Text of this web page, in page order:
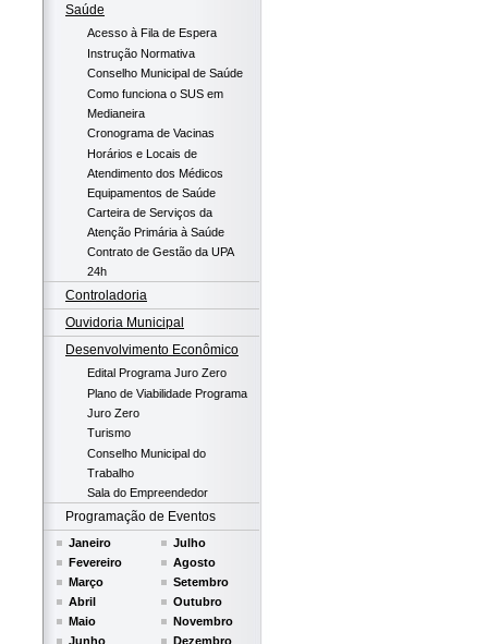
Saúde
Acesso à Fila de Espera
Instrução Normativa
Conselho Municipal de Saúde
Como funciona o SUS em
Medianeira
Cronograma de Vacinas
Horários e Locais de
Atendimento dos Médicos
Equipamentos de Saúde
Carteira de Serviços da
Atenção Primária à Saúde
Contrato de Gestão da UPA
24h
Controladoria
Ouvidoria Municipal
Desenvolvimento Econômico
Edital Programa Juro Zero
Plano de Viabilidade Programa
Juro Zero
Turismo
Conselho Municipal do
Trabalho
Sala do Empreendedor
Programação de Eventos
Janeiro
Fevereiro
Março
Abril
Maio
Junho
Julho
Agosto
Setembro
Outubro
Novembro
Dezembro